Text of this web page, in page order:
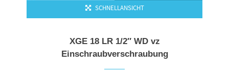
SCHNELLANSICHT
XGE 18 LR 1/2″ WD vz
Einschraubverschraubung